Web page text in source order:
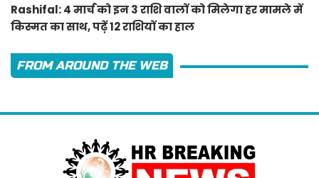
Rashifal: 4 मार्च को इन 3 राशि वालों को मिलेगा हर मामले में
किस्मत का साथ, पढ़ें 12 राशियों का हाल
FROM AROUND THE WEB